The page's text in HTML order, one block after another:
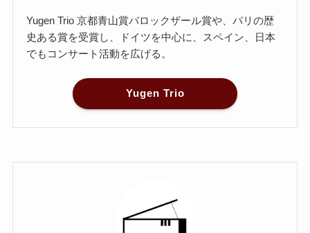
Yugen Trio 京都青山賞バロックザール賞や、パリの歴
史ある賞を受賞し、ドイツを中心に、スペイン、日本
でもコンサート活動を広げる。
Yugen Trio